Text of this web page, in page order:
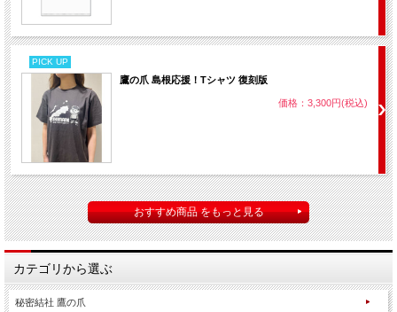
PICK UP
鷹の爪 島根応援！Tシャツ 復刻版
価格：3,300円(税込)
おすすめ商品 をもっと見る
カテゴリから選ぶ
秘密結社 鷹の爪